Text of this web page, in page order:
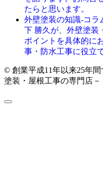
たらと思います。
外壁塗装の知識-コラ
下 勝久が、外壁塗装
ポイントを具体的に
事・防水工事に役立
© 創業平成11年以来25年
塗装・屋根工事の専門店